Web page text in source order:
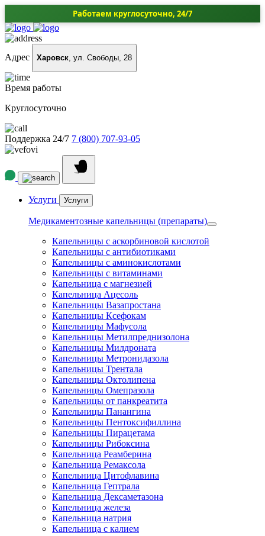
Работаем круглосуточно, 24/7
Адрес Харовск, ул. Свободы, 28
Время работы
Круглосуточно
Поддержка 24/7 7 (800) 707-93-05
Услуги Услуги
Медикаментозные капельницы (препараты)
Капельницы с аскорбиновой кислотой
Капельницы с антибиотиками
Капельницы с аминокислотами
Капельницы с витаминами
Капельница с магнезией
Капельница Ацесоль
Капельницы Вазапростана
Капельницы Ксефокам
Капельницы Мафусола
Капельницы Метилпреднизолона
Капельницы Милдроната
Капельницы Метронидазола
Капельницы Трентала
Капельницы Октолипена
Капельницы Омепразола
Капельницы от панкреатита
Капельницы Панангина
Капельницы Пентоксифиллина
Капельницы Пирацетама
Капельницы Рибоксина
Капельница Реамберина
Капельница Ремаксола
Капельница Цитофлавина
Капельница Гептрала
Капельница Дексаметазона
Капельница железа
Капельница натрия
Капельница с калием